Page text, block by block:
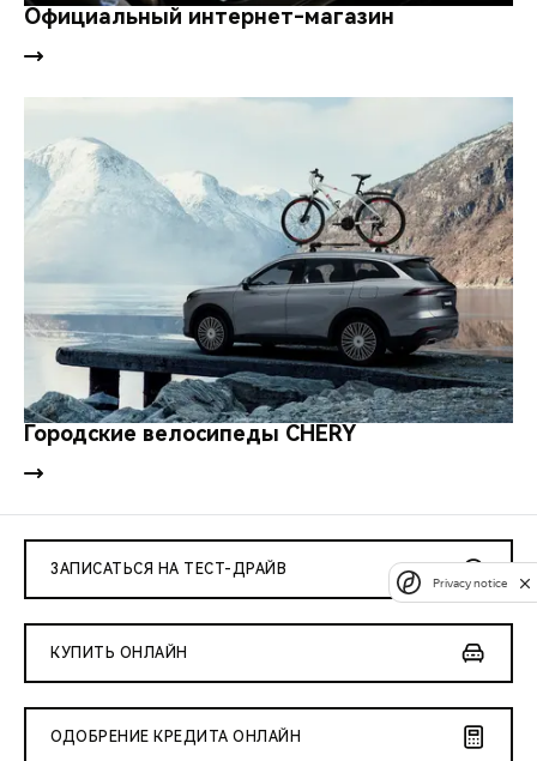
Официальный интернет-магазин
Городские велосипеды CHERY
ЗАПИСАТЬСЯ НА ТЕСТ-ДРАЙВ
КУПИТЬ ОНЛАЙН
ОДОБРЕНИЕ КРЕДИТА ОНЛАЙН
Privacy notice